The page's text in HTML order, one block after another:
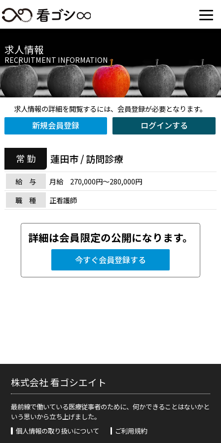
求人情報
RECRUITMENT INFORMATION
求人情報の詳細を閲覧するには、会員登録が必要となります。
新規会員登録 ログインする
常 勤 蓮田市 / 訪問診療
給 与
月給 270,000円～280,000円
職 種
正看護師
詳細は会員限定の公開になります。
今すぐ会員登録する
株式会社 看ゴシエイト
最前線で働いている医療従事者のために、何かできることはないかと
いう思いから立ち上げました。
個人情報の取り扱いについて
ご利用規約